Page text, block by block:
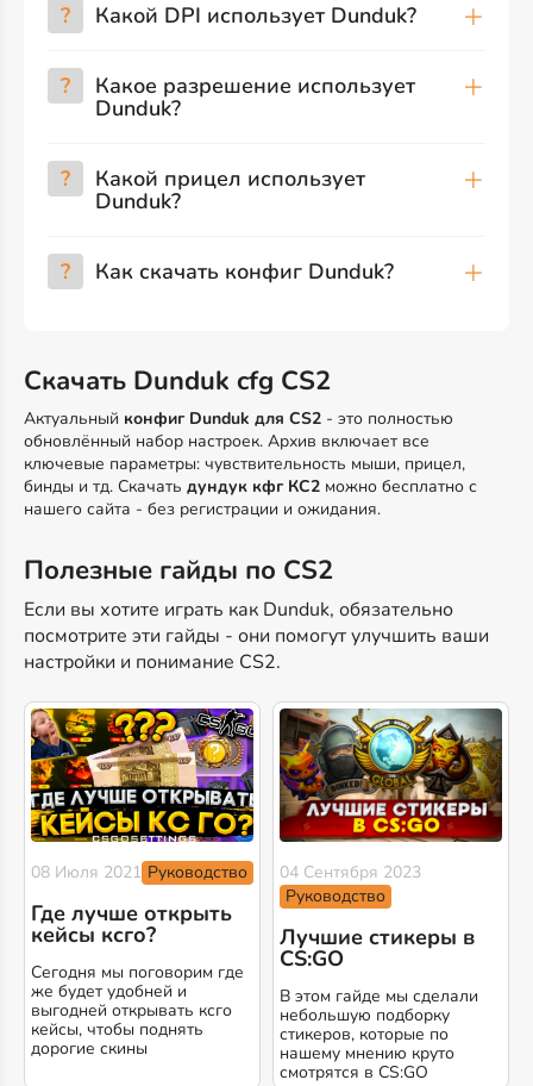
? Какой DPI использует Dunduk?
? Какое разрешение использует
Dunduk?
? Какой прицел использует
Dunduk?
? Как скачать конфиг Dunduk?
Скачать Dunduk cfg CS2
Актуальный конфиг Dunduk для CS2 - это полностью
обновлённый набор настроек. Архив включает все
ключевые параметры: чувствительность мыши, прицел,
бинды и тд. Скачать дундук кфг КС2 можно бесплатно с
нашего сайта - без регистрации и ожидания.
Полезные гайды по CS2
Если вы хотите играть как Dunduk, обязательно
посмотрите эти гайды - они помогут улучшить ваши
настройки и понимание CS2.
08 Июля 2021 Руководство
Где лучше открыть
кейсы ксго?
Сегодня мы поговорим где
же будет удобней и
выгодней открывать ксго
кейсы, чтобы поднять
дорогие скины
04 Сентября 2023
Руководство
Лучшие стикеры в
CS:GO
В этом гайде мы сделали
небольшую подборку
стикеров, которые по
нашему мнению круто
смотрятся в CS:GO